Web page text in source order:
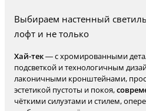
Выбираем настенный
лофт и не только
Хай-тек— с хромированными
подсветкой и технологичным
лаконичными кронштейнами,
эстетикой пустоты и покоя,
чёткими силуэтами и стилем,